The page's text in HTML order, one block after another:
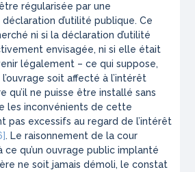
régularisée par une
d’utilité publique. Ce
ni si la déclaration d’utilité
envisagée, ni si elle était
légalement – ce qui suppose,
soit affecté à l’intérêt
qu’il ne puisse être installé sans
les inconvénients de cette
pas excessifs au regard de l’intérêt
. Le raisonnement de la cour
qu’un ouvrage public implanté
ne soit jamais démoli, le constat